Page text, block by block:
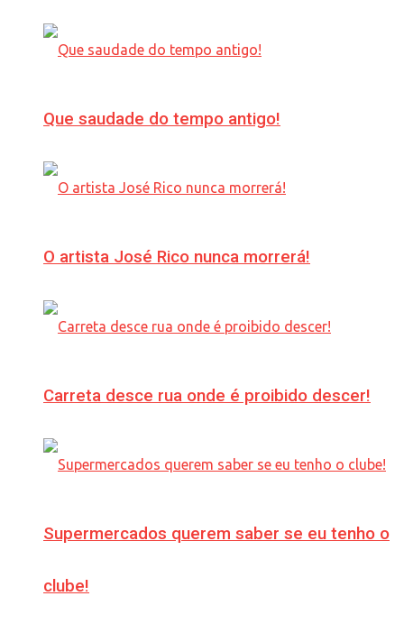
Que saudade do tempo antigo!
O artista José Rico nunca morrerá!
Carreta desce rua onde é proibido descer!
Supermercados querem saber se eu tenho o
clube!